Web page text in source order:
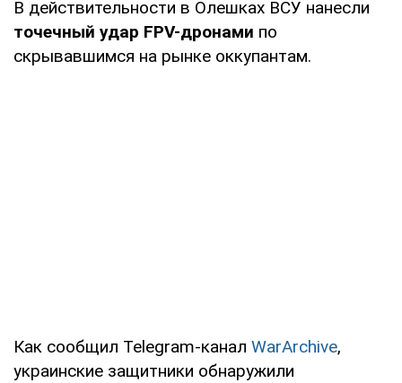
В действительности в Олешках ВСУ нанесли
точечный удар FPV-дронами по
скрывавшимся на рынке оккупантам.
Как сообщил Telegram-канал WarArchivе,
украинские защитники обнаружили